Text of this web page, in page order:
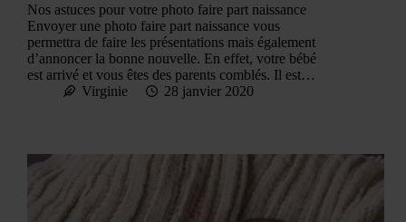
Nos astuces pour votre photo faire part naissance
Envoyer une photo faire part naissance vous
permettra de faire les présentations mais également
d’annoncer la bonne nouvelle. En effet, votre bébé
est arrivé et vous êtes des parents comblés. Il est…
Virginie
28 janvier 2020